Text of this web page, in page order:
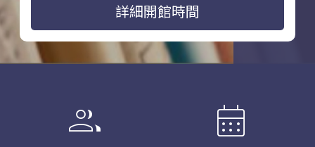
詳細開館時間
group calendar_month